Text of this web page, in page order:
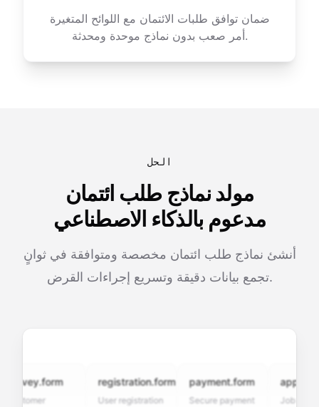
ضمان توافق طلبات الائتمان مع اللوائح المتغيرة
أمر صعب بدون نماذج موحدة ومحدثة.
الحل
مولد نماذج طلب ائتمان
مدعوم بالذكاء الاصطناعي
أنشئ نماذج طلب ائتمان مخصصة ومتوافقة في ثوانٍ
تجمع بيانات دقيقة وتسريع إجراءات القرض.
registration.form
User registration
payment.form
Secure payment
Job